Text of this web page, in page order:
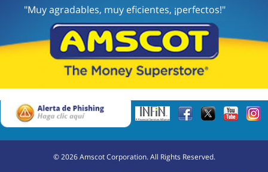
"Muy agradables, muy eficientes, ¡perfectos!"
©2026Amscot Corporation. All Rights Reserved.